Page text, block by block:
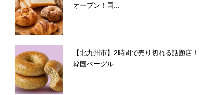
オープン！国...
【北九州市】2時間で売り切れる話題店！
韓国ベーグル...